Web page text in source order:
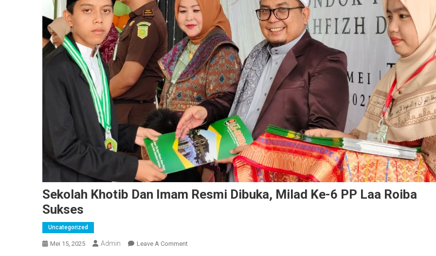
Sekolah Khotib Dan Imam Resmi Dibuka, Milad Ke-6 PP Laa Roiba
Sukses
Uncategorized
Mei 15, 2025 Admin Leave A CommentOn